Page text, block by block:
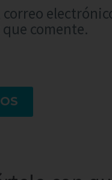
comente.